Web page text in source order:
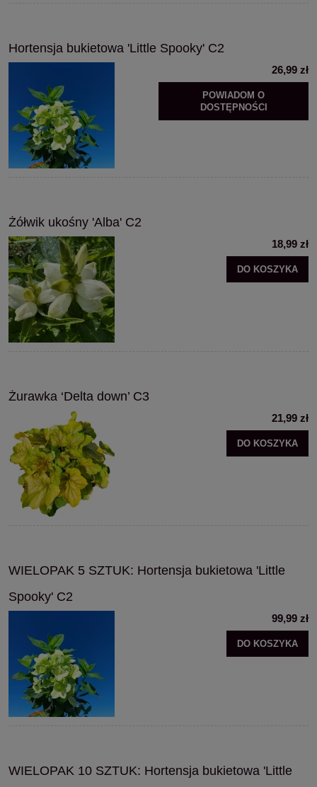
Hortensja bukietowa 'Little Spooky' C2
26,99 zł
POWIADOM O
DOSTĘPNOŚCI
Żółwik ukośny 'Alba' C2
18,99 zł
DO KOSZYKA
Żurawka ‘Delta down’ C3
21,99 zł
DO KOSZYKA
WIELOPAK 5 SZTUK: Hortensja bukietowa 'Little
Spooky' C2
99,99 zł
DO KOSZYKA
WIELOPAK 10 SZTUK: Hortensja bukietowa 'Little